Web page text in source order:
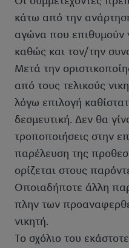
κάτω από την
αγώνα που
καθώς και τον/την
Μετά την
από τους τελικούς
λόγω επιλογή
δεσμευτική. Δεν θα
τροποποιήσεις στην
παρέλευση της
ορίζεται στους
Οποιαδήποτε άλλη
πλην των
νικητή.
Το σχόλιο του